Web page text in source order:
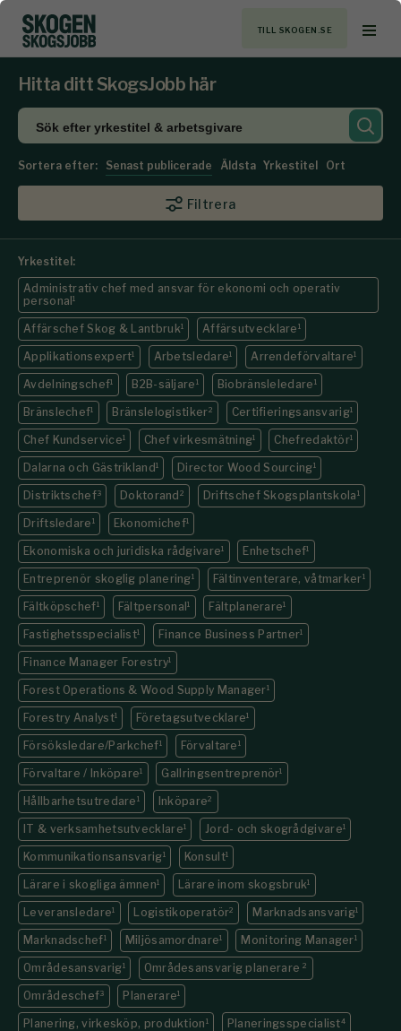
TILL SKOGEN.SE
Hitta ditt SkogsJobb här
Sortera efter: Senast publicerade Äldsta Yrkestitel Ort
Filtrera
Yrkestitel:
Administrativ chef med ansvar för ekonomi och operativ
personal1
Affärschef Skog & Lantbruk1 Affärsutvecklare 1
Applikationsexpert1 Arbetsledare1 Arrendeförvaltare1
Avdelningschef1 B2B-säljare 1 Biobränsleledare 1
Bränslechef1 Bränslelogistiker2 Certifieringsansvarig1
Chef Kundservice1 Chef virkesmätning1 Chefredaktör1
Dalarna och Gästrikland 1 Director Wood Sourcing1
Distriktschef3 Doktorand 2 Driftschef Skogsplantskola 1
Driftsledare 1 Ekonomichef1
Ekonomiska och juridiska rådgivare1 Enhetschef1
Entreprenör skoglig planering1 Fältinventerare, våtmarker1
Fältköpschef1 Fältpersonal1 Fältplanerare1
Fastighets­specialist1 Finance Business Partner1
Finance Manager Forestry1
Forest Operations & Wood Supply Manager1
Forestry Analyst1 Företagsutvecklare1
Försöksledare/Parkchef1 Förvaltare 1
Förvaltare / Inköpare1 Gallringsentreprenör1
Hållbarhetsutredare 1 Inköpare2
IT & verksamhetsutvecklare1 Jord- och skogrådgivare1
Kommunikations­ansvarig1 Konsult1
Lärare i skogliga ämnen1 Lärare inom skogsbruk1
Leveransledare1 Logistikoperatör2 Marknadsansvarig1
Marknadschef1 Miljösamordnare1 Monitoring Manager1
Områdesansvarig1 Områdesansvarig planerare2
Områdeschef3 Planerare1
Planering, virkesköp, produktion 1 Planeringsspecialist4